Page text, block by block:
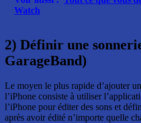
Watch
2) Définir une
GarageBand)
Le moyen le plus rapide d’ajouter
l’iPhone consiste à utiliser
l’iPhone pour éditer des sons et
après avoir édité n’importe quelle